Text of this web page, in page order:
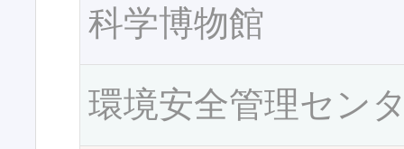
科学博物館
環境安全管理セン